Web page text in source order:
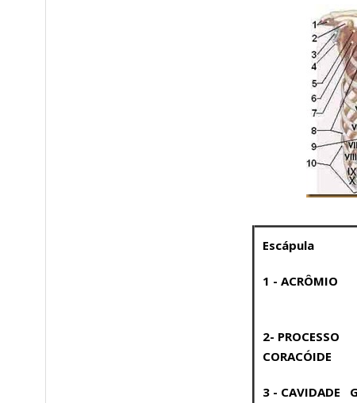
Escápula
1 - ACRÔMIO
2- PROCESSO
CORACÓIDE
3 - CAVIDADE